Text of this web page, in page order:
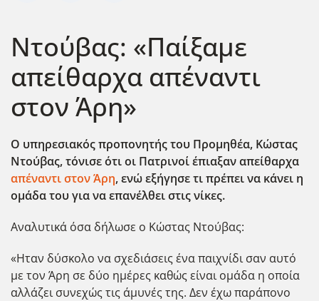
Ντούβας: «Παίξαμε
απείθαρχα απέναντι
στον Άρη»
Ο υπηρεσιακός προπονητής του Προμηθέα, Κώστας
Ντούβας, τόνισε ότι οι Πατρινοί έπιαξαν απείθαρχα
απέναντι στον Άρη, ενώ εξήγησε τι πρέπει να κάνει η
ομάδα του για να επανέλθει στις νίκες.
Αναλυτικά όσα δήλωσε ο Κώστας Ντούβας:
«Ηταν δύσκολο να σχεδιάσεις ένα παιχνίδι σαν αυτό
με τον Άρη σε δύο ημέρες καθώς είναι ομάδα η οποία
αλλάζει συνεχώς τις άμυνές της. Δεν έχω παράπονο